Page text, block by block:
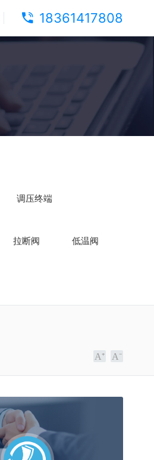
18361417808
调压终端
拉断阀 低温阀